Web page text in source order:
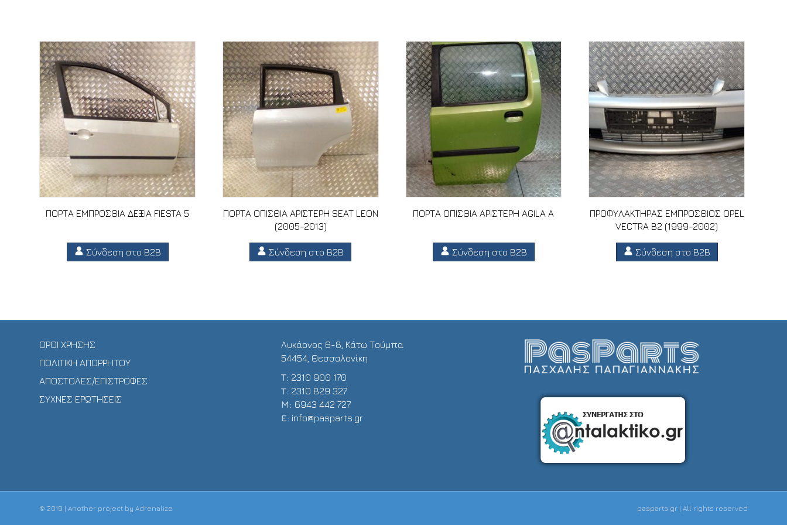
ΠΟΡΤΑ ΕΜΠΡΟΣΘΙΑ ΔΕΞΙΑ FIESTA 5
Σύνδεση στο B2B
ΠΟΡΤΑ ΟΠΙΣΘΙΑ ΑΡΙΣΤΕΡΗ SEAT LEON
(2005-2013)
Σύνδεση στο B2B
ΠΟΡΤΑ ΟΠΙΣΘΙΑ ΑΡΙΣΤΕΡΗ AGILA A
Σύνδεση στο B2B
ΠΡΟΦΥΛΑΚΤΗΡΑΣ ΕΜΠΡΟΣΘΙΟΣ OPEL
VECTRA B2 (1999-2002)
Σύνδεση στο B2B
ΟΡΟΙ ΧΡΗΣΗΣ
ΠΟΛΙΤΙΚΗ ΑΠΟΡΡΗΤΟΥ
ΑΠΟΣΤΟΛΕΣ/ΕΠΙΣΤΡΟΦΕΣ
ΣΥΧΝΕΣ ΕΡΩΤΗΣΕΙΣ
Λυκάονος 6-8, Κάτω Τούμπα
54454, Θεσσαλονίκη
Τ: 2310 900 170
T: 2310 829 327
Μ: 6943 442 727
E: info@pasparts.gr
© 2019 | Another project byAdrenalize pasparts.gr | All rights reserved